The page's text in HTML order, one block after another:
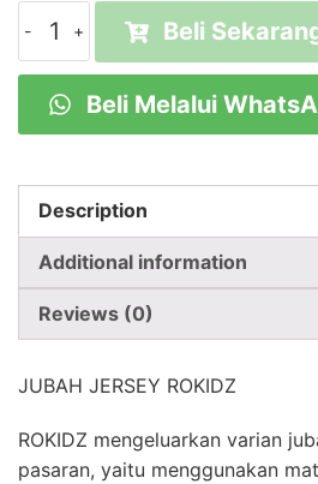
Jersey
Rokidz
quantity
Beli
Beli Melalui
Description
Additional information
Reviews (0)
JUBAH JERSEY ROKIDZ
ROKIDZ mengeluarkan varian
pasaran, yaitu menggunakan